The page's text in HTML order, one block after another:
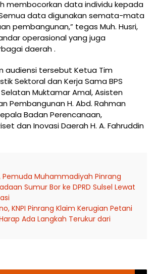
membocorkan data individu kepada
data digunakan semata-mata
pembangunan,” tegas Muh. Husri,
operasional yang juga
daerah .
audiensi tersebut Ketua Tim
Sektoral dan Kerja Sama BPS
Selatan Muktamar Amal, Asisten
Pembangunan H. Abd. Rahman
Badan Perencanaan,
dan Inovasi Daerah H. A. Fahruddin
Pemuda Muhammadiyah Pinrang
Sumur Bor ke DPRD Sulsel Lewat
KNPI Pinrang Klaim Kerugian Petani
Ada Langkah Terukur dari